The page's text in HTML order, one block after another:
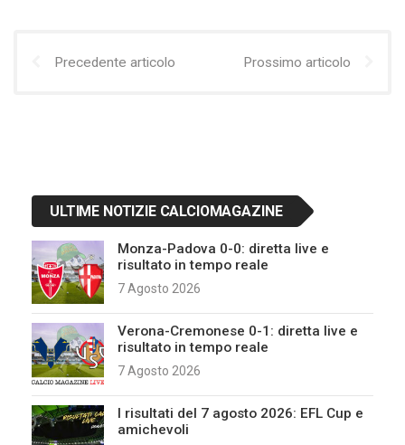
Precedente articolo Prossimo articolo
ULTIME NOTIZIE CALCIOMAGAZINE
Monza-Padova 0-0: diretta live e
risultato in tempo reale
7 Agosto 2026
Verona-Cremonese 0-1: diretta live e
risultato in tempo reale
7 Agosto 2026
I risultati del 7 agosto 2026: EFL Cup e
amichevoli